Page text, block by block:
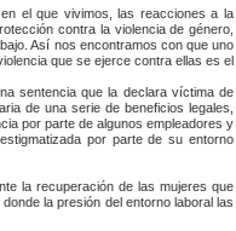
el que vivimos, las reacciones a la
contra la violencia de género,
Así nos encontramos con que uno
que se ejerce contra ellas es el
sentencia que la declara víctima de
de una serie de beneficios legales,
por parte de algunos empleadores y
por parte de su entorno
la recuperación de las mujeres que
la presión del entorno laboral las